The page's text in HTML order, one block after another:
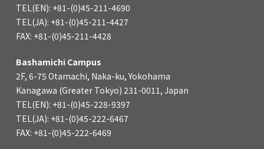
TEL(EN): +81-(0)45-211-4690
TEL(JA): +81-(0)45-211-4427
FAX: +81-(0)45-211-4428
Bashamichi Campus
2F, 6-75 Otamachi, Naka-ku, Yokohama
Kanagawa (Greater Tokyo) 231-0011, Japan
TEL(EN): +81-(0)45-228-9397
TEL(JA): +81-(0)45-222-6467
FAX: +81-(0)45-222-6469